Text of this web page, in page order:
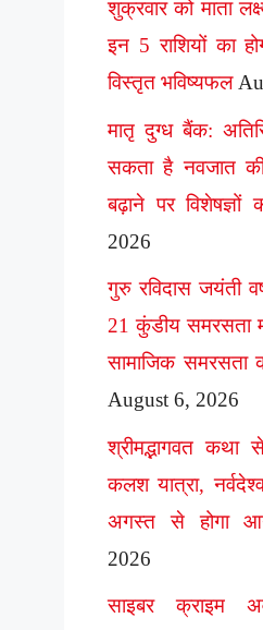
शुक्रवार को माता
इन 5 राशियों का
विस्तृत भविष्यफल
मातृ दुग्ध बैंक:
सकता है नवजात
बढ़ाने पर विशेषज्ञों
2026
गुरु रविदास जयंती
21 कुंडीय समरसता
सामाजिक समरसता
August 6, 2026
श्रीमद्भागवत
कलश यात्रा,
अगस्त से होगा
2026
साइबर क्राइम